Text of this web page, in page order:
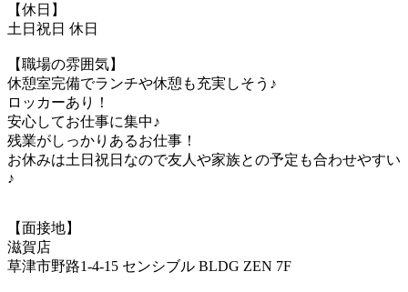
【休日】
土日祝日 休日
【職場の雰囲気】
休憩室完備でランチや休憩も充実しそう♪
ロッカーあり！
安心してお仕事に集中♪
残業がしっかりあるお仕事！
お休みは土日祝日なので友人や家族との予定も合わせやすい
♪
【面接地】
滋賀店
草津市野路1-4-15 センシブル BLDG ZEN 7F